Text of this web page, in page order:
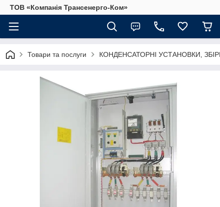
ТОВ «Компанія Трансенерго-Ком»
Товари та послуги КОНДЕНСАТОРНІ УСТАНОВКИ,